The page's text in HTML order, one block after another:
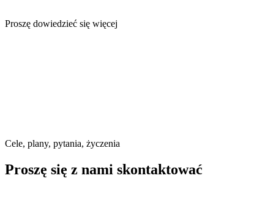
Proszę dowiedzieć się więcej
Cele, plany, pytania, życzenia
Proszę się z nami skontaktować